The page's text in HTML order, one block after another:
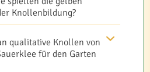
Knollenbildung?
qualitative Knollen von
für den Garten